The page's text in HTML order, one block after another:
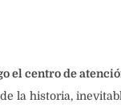
el centro de
la historia,